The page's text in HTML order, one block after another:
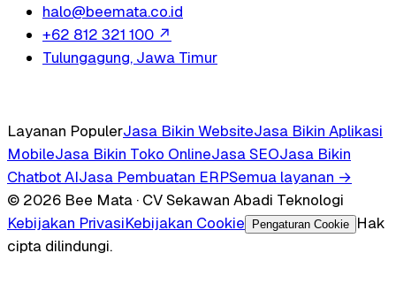
halo@beemata.co.id
+62 812 321 100 ↗
Tulungagung, Jawa Timur
Layanan PopulerJasa Bikin WebsiteJasa Bikin Aplikasi
MobileJasa Bikin Toko OnlineJasa SEOJasa Bikin
Chatbot AIJasa Pembuatan ERPSemua layanan →
© 2026 Bee Mata · CV Sekawan Abadi Teknologi
Kebijakan PrivasiKebijakan Cookie Pengaturan Cookie
Hak
cipta dilindungi.